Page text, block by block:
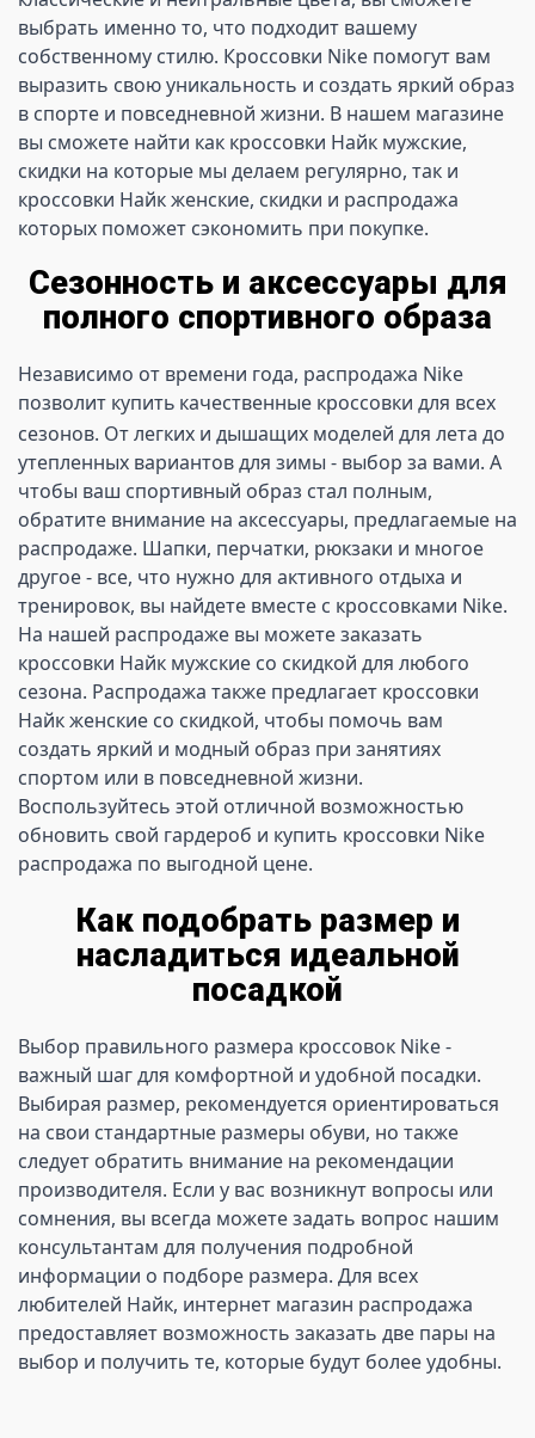
выбрать именно то, что подходит вашему
собственному стилю. Кроссовки Nike помогут вам
выразить свою уникальность и создать яркий образ
в спорте и повседневной жизни. В нашем магазине
вы сможете найти как кроссовки Найк мужские,
скидки на которые мы делаем регулярно, так и
кроссовки Найк женские, скидки и распродажа
которых поможет сэкономить при покупке.
Сезонность и аксессуары для
полного спортивного образа
Независимо от времени года, распродажа Nike
позволит купить качественные кроссовки для всех
сезонов. От легких и дышащих моделей для лета до
утепленных вариантов для зимы - выбор за вами. А
чтобы ваш спортивный образ стал полным,
обратите внимание на аксессуары, предлагаемые на
распродаже. Шапки, перчатки, рюкзаки и многое
другое - все, что нужно для активного отдыха и
тренировок, вы найдете вместе с кроссовками Nike.
На нашей распродаже вы можете заказать
кроссовки Найк мужские со скидкой для любого
сезона. Распродажа также предлагает кроссовки
Найк женские со скидкой, чтобы помочь вам
создать яркий и модный образ при занятиях
спортом или в повседневной жизни.
Воспользуйтесь этой отличной возможностью
обновить свой гардероб и купить кроссовки Nike
распродажа по выгодной цене.
Как подобрать размер и
насладиться идеальной
посадкой
Выбор правильного размера кроссовок Nike -
важный шаг для комфортной и удобной посадки.
Выбирая размер, рекомендуется ориентироваться
на свои стандартные размеры обуви, но также
следует обратить внимание на рекомендации
производителя. Если у вас возникнут вопросы или
сомнения, вы всегда можете задать вопрос нашим
консультантам для получения подробной
информации о подборе размера. Для всех
любителей Найк, интернет магазин распродажа
предоставляет возможность заказать две пары на
выбор и получить те, которые будут более удобны.